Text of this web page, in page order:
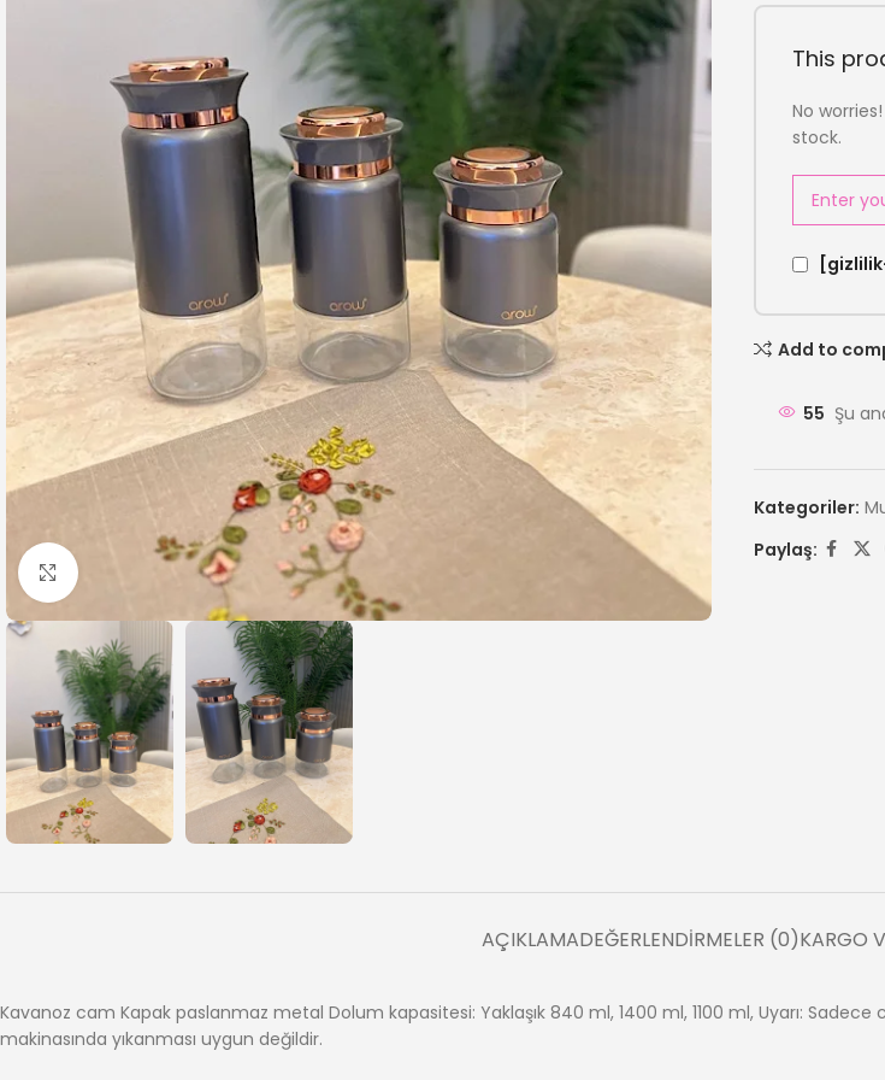
Büyütmek için tıklayın
This
No
stock.
Add to
55 Şu
Kategoriler:
Paylaş:
AÇIKLAMADEĞERLENDIRMELER (0)KARGO
Kavanoz cam Kapak paslanmaz metal Dolum kapasitesi: Yaklaşık 840 ml, 1400 ml, 1100 ml, Uyarı: Sadece
makinasında yıkanması uygun değildir.